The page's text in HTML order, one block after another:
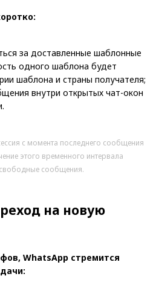
за доставленные шаблонные
одного шаблона будет
шаблона и страны получателя;
внутри открытых чат-окон
с момента последнего сообщения
этого временного интервала
сообщения.
на новую
WhatsApp стремится